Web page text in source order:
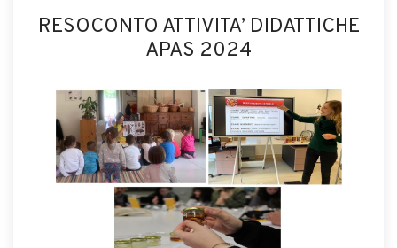
RESOCONTO ATTIVITA’ DIDATTICHE
APAS 2024